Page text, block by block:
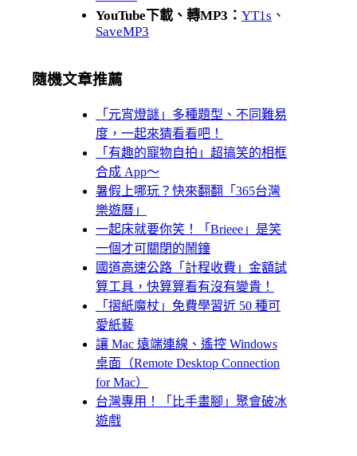
YouTube下載、轉MP3： YT1s 、
SaveMP3
隨機文章推薦
「元宵燈謎」多種題型、不同難易
度，一起來猜看看吧！
「有趣的寵物自拍」超搞笑的相框
合成 App～
暑假上哪玩？快來翻翻「365台灣
樂遊曆」
一起床就要你笑！「Brieee」是笑
一個才可關閉的鬧鐘
國道高速公路「計程收費」金額試
算工具，快算算看有沒有變貴！
「摺紙魔杖」免費學習近 50 種可
愛紙藝
讓 Mac 遠端連線、遙控 Windows
桌面（Remote Desktop Connection
for Mac）
台灣專用！「比手畫腳」聚會破冰
遊戲